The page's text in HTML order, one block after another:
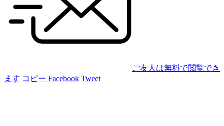
ご友人は無料で閲覧でき
ます コピー Facebook Tweet